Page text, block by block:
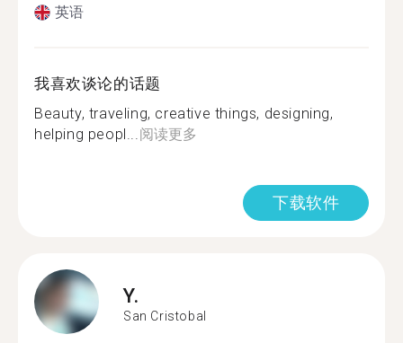
英语
我喜欢谈论的话题
Beauty, traveling, creative things, designing,
helping peopl...阅读更多
下载软件
Y.
San Cristobal